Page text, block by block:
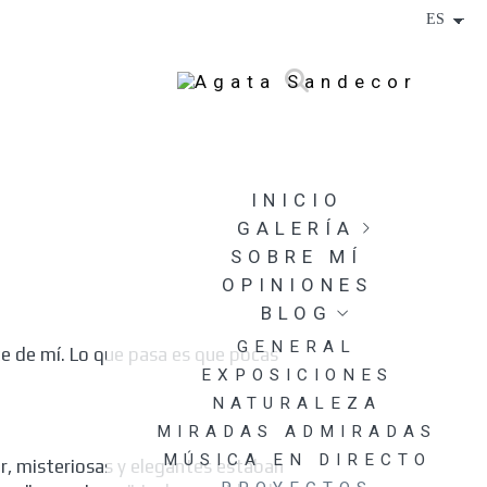
INICIO
GALERÍA
JEREZ POR ALEGRÍAS
2025
DESCARTES GLACIALES
DESCARTES GLACIALES
ANALÓGICOS
EL TIEMPO LO ENVUELVE
TODO
MUJER Y FLOR
LETARGO
SOBRE MÍ
OPINIONES
BLOG
GENERAL
EXPOSICIONES
NATURALEZA
MIRADAS ADMIRADAS
MÚSICA EN DIRECTO
de mí. Lo que pasa es que pocas
misteriosas y elegantes estaban